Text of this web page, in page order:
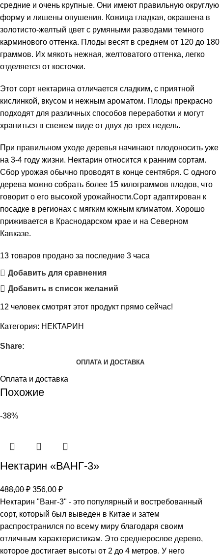
средние и очень крупные. Они имеют правильную округлую
форму и лишены опушения. Кожица гладкая, окрашена в
золотисто-желтый цвет с румяными разводами темного
карминового оттенка. Плоды весят в среднем от 120 до 180
граммов. Их мякоть нежная, желтоватого оттенка, легко
отделяется от косточки.
Этот сорт нектарина отличается сладким, с приятной
кислинкой, вкусом и нежным ароматом. Плоды прекрасно
подходят для различных способов переработки и могут
храниться в свежем виде от двух до трех недель.
При правильном уходе деревья начинают плодоносить уже
на 3-4 году жизни. Нектарин относится к ранним сортам.
Сбор урожая обычно проводят в конце сентября. С одного
дерева можно собрать более 15 килограммов плодов, что
говорит о его высокой урожайности.Сорт адаптирован к
посадке в регионах с мягким южным климатом. Хорошо
приживается в Краснодарском крае и на Северном
Кавказе.
13 товаров продано за последние 3 часа
Добавить для сравнения
Добавить в список желаний
12 человек смотрят этот продукт прямо сейчас!
Категория: НЕКТАРИН
Share:
ОПЛАТА И ДОСТАВКА
Оплата и доставка
Похожие
-38%
Нектарин «ВАНГ-3»
488,00₽ 356,00 ₽
Нектарин "Ванг-3" - это популярный и востребованный
сорт, который был выведен в Китае и затем
распространился по всему миру благодаря своим
отличным характеристикам. Это среднерослое дерево,
которое достигает высоты от 2 до 4 метров. У него